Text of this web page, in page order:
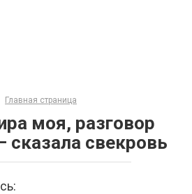
Главная страница
моя, разговор
сказала свекровь